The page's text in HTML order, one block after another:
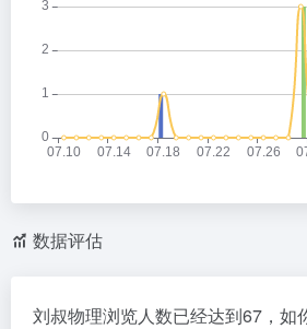
数据评估
刘叔物理浏览人数已经达到67，如